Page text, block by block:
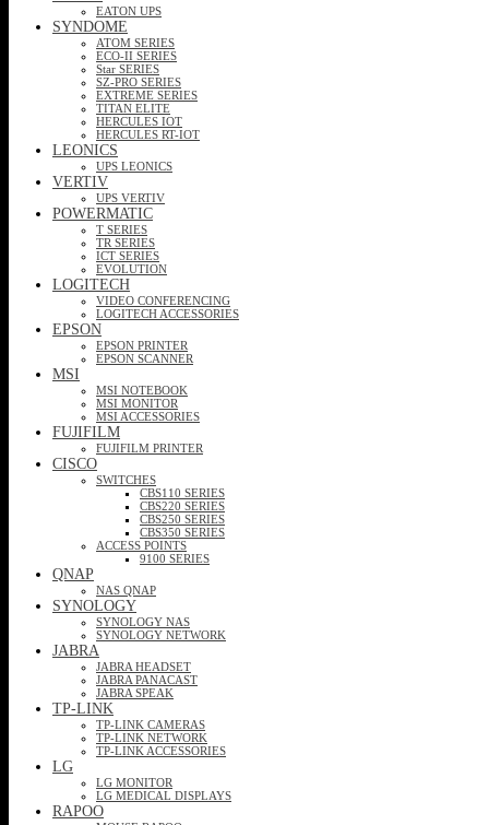
EATON UPS
SYNDOME
ATOM SERIES
ECO-II SERIES
Star SERIES
SZ-PRO SERIES
EXTREME SERIES
TITAN ELITE
HERCULES IOT
HERCULES RT-IOT
LEONICS
UPS LEONICS
VERTIV
UPS VERTIV
POWERMATIC
T SERIES
TR SERIES
ICT SERIES
EVOLUTION
LOGITECH
VIDEO CONFERENCING
LOGITECH ACCESSORIES
EPSON
EPSON PRINTER
EPSON SCANNER
MSI
MSI NOTEBOOK
MSI MONITOR
MSI ACCESSORIES
FUJIFILM
FUJIFILM PRINTER
CISCO
SWITCHES
CBS110 SERIES
CBS220 SERIES
CBS250 SERIES
CBS350 SERIES
ACCESS POINTS
9100 SERIES
QNAP
NAS QNAP
SYNOLOGY
SYNOLOGY NAS
SYNOLOGY NETWORK
JABRA
JABRA HEADSET
JABRA PANACAST
JABRA SPEAK
TP-LINK
TP-LINK CAMERAS
TP-LINK NETWORK
TP-LINK ACCESSORIES
LG
LG MONITOR
LG MEDICAL DISPLAYS
RAPOO